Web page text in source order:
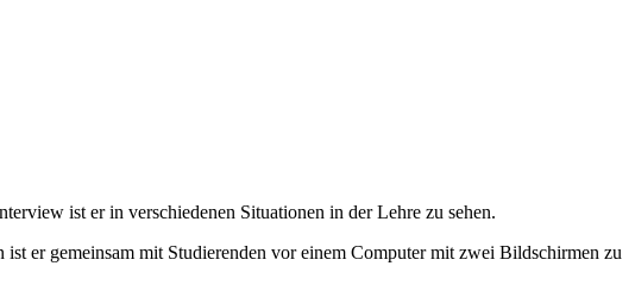
ist er in verschiedenen Situationen in der Lehre zu sehen.
er gemeinsam mit Studierenden vor einem Computer mit zwei Bildschirmen zu